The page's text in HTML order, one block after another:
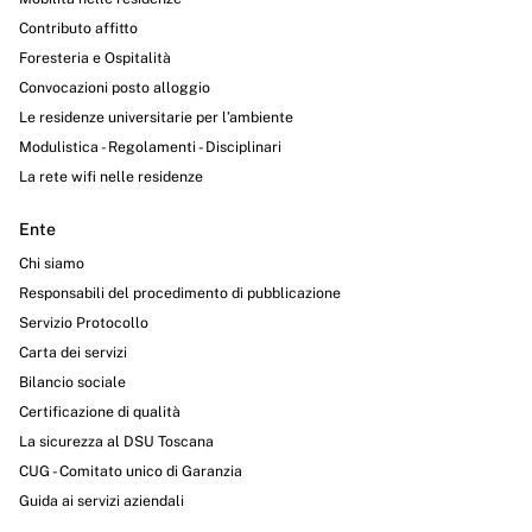
Contributo affitto
Foresteria e Ospitalità
Convocazioni posto alloggio
Le residenze universitarie per l’ambiente
Modulistica - Regolamenti - Disciplinari
La rete wifi nelle residenze
Ente
Chi siamo
Responsabili del procedimento di pubblicazione
Servizio Protocollo
Carta dei servizi
Bilancio sociale
Certificazione di qualità
La sicurezza al DSU Toscana
CUG - Comitato unico di Garanzia
Guida ai servizi aziendali